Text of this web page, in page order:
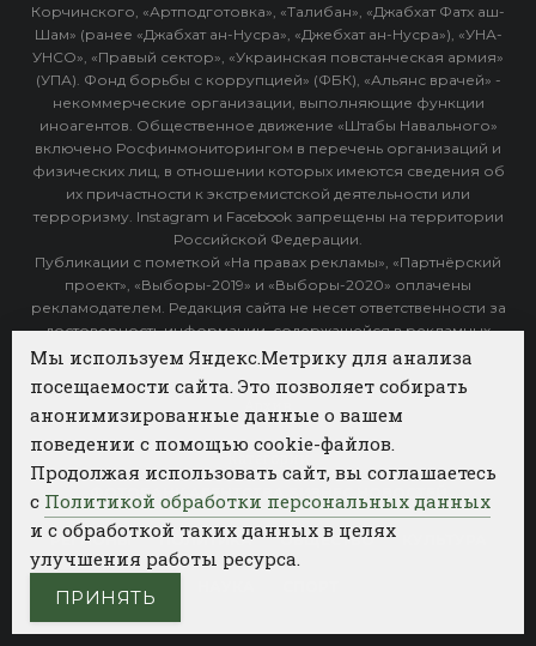
Корчинского, «Артподготовка», «Талибан», «Джабхат Фатх аш-
Шам» (ранее «Джабхат ан-Нусра», «Джебхат ан-Нусра»), «УНА-
УНСО», «Правый сектор», «Украинская повстанческая армия»
(УПА). Фонд борьбы с коррупцией» (ФБК), «Альянс врачей» -
некоммерческие организации, выполняющие функции
иноагентов. Общественное движение «Штабы Навального»
включено Росфинмониторингом в перечень организаций и
физических лиц, в отношении которых имеются сведения об
их причастности к экстремистской деятельности или
терроризму. Instagram и Facebook запрещены на территории
Российской Федерации.
Публикации с пометкой «На правах рекламы», «Партнёрский
проект», «Выборы-2019» и «Выборы-2020» оплачены
рекламодателем. Редакция сайта не несет ответственности за
достоверность информации, содержащейся в рекламных
объявлениях.
Категории
ФОТОБАНК АГЕНТСТВА БИЗНЕС НОВОСТЕЙ
РЕГИОНЫ ПОЛИТИКА ОБЩЕСТВО
Мы используем Яндекс.Метрику для анализа
посещаемости сайта. Это позволяет собирать
анонимизированные данные о вашем
поведении с помощью cookie-файлов.
Продолжая использовать сайт, вы соглашаетесь
с Политикой обработки персональных данных
и с обработкой таких данных в целях
улучшения работы ресурса.
ПРИНЯТЬ